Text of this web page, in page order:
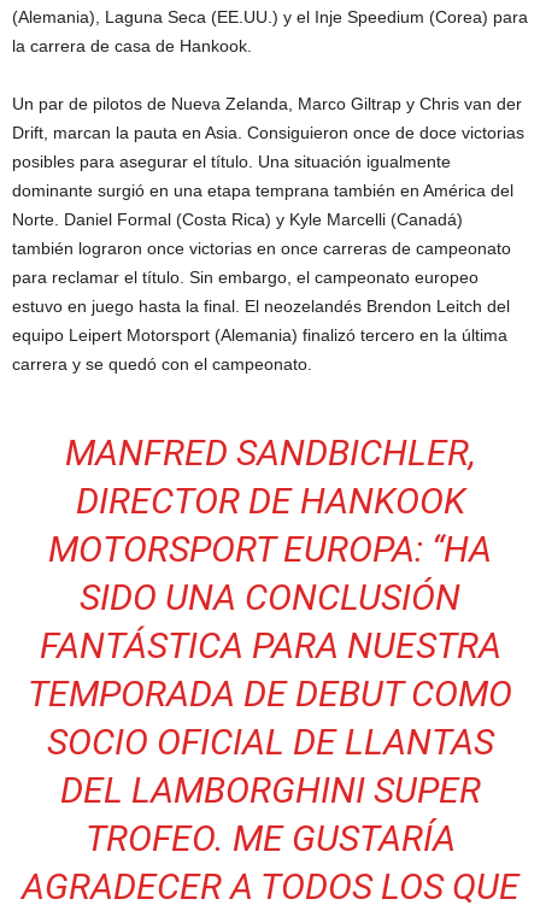
(Alemania), Laguna Seca (EE.UU.) y el Inje Speedium (Corea) para
la carrera de casa de Hankook.
Un par de pilotos de Nueva Zelanda, Marco Giltrap y Chris van der
Drift, marcan la pauta en Asia. Consiguieron once de doce victorias
posibles para asegurar el título. Una situación igualmente
dominante surgió en una etapa temprana también en América del
Norte. Daniel Formal (Costa Rica) y Kyle Marcelli (Canadá)
también lograron once victorias en once carreras de campeonato
para reclamar el título. Sin embargo, el campeonato europeo
estuvo en juego hasta la final. El neozelandés Brendon Leitch del
equipo Leipert Motorsport (Alemania) finalizó tercero en la última
carrera y se quedó con el campeonato.
MANFRED SANDBICHLER,
DIRECTOR DE HANKOOK
MOTORSPORT EUROPA: “HA
SIDO UNA CONCLUSIÓN
FANTÁSTICA PARA NUESTRA
TEMPORADA DE DEBUT COMO
SOCIO OFICIAL DE LLANTAS
DEL LAMBORGHINI SUPER
TROFEO. ME GUSTARÍA
AGRADECER A TODOS LOS QUE